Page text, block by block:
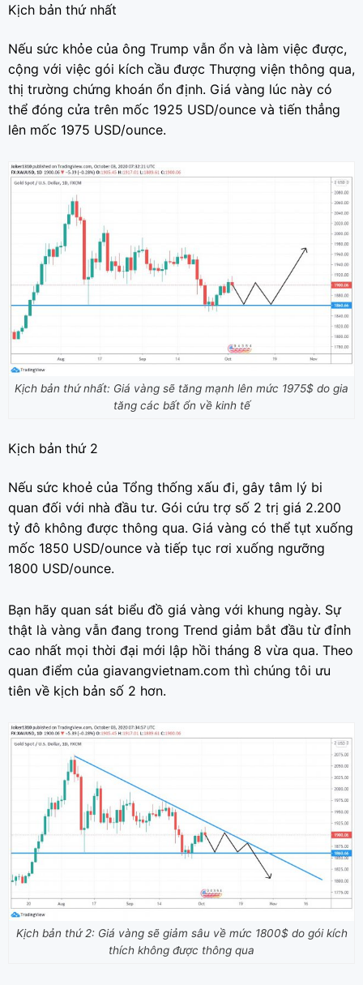
Kịch bản thứ nhất
Nếu sức khỏe của ông Trump vẫn ổn và làm việc được,
cộng với việc gói kích cầu được Thượng viện thông qua,
thị trường chứng khoán ổn định. Giá vàng lúc này có
thể đóng cửa trên mốc 1925 USD/ounce và tiến thẳng
lên mốc 1975 USD/ounce.
Kịch bản thứ nhất: Giá vàng sẽ tăng mạnh lên mức 1975$ do gia
tăng các bất ổn về kinh tế
Kịch bản thứ 2
Nếu sức khoẻ của Tổng thống xấu đi, gây tâm lý bi
quan đối với nhà đầu tư. Gói cứu trợ số 2 trị giá 2.200
tỷ đô không được thông qua. Giá vàng có thể tụt xuống
mốc 1850 USD/ounce và tiếp tục rơi xuống ngưỡng
1800 USD/ounce.
Bạn hãy quan sát biểu đồ giá vàng với khung ngày. Sự
thật là vàng vẫn đang trong Trend giảm bắt đầu từ đỉnh
cao nhất mọi thời đại mới lập hồi tháng 8 vừa qua. Theo
quan điểm của giavangvietnam.com thì chúng tôi ưu
tiên về kịch bản số 2 hơn.
Kịch bản thứ 2: Giá vàng sẽ giảm sâu về mức 1800$ do gói kích
thích không được thông qua